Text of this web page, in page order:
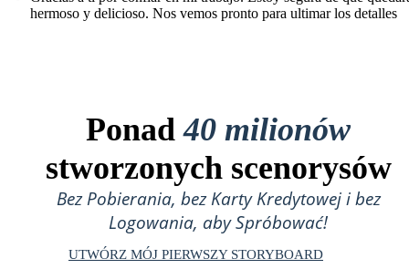
hermoso y delicioso. Nos vemos pronto para ultimar los detalles
Ponad40 milionów
stworzonych scenorysów
Bez Pobierania, bez Karty Kredytowej i bez
Logowania, aby Spróbować!
UTWÓRZ MÓJ PIERWSZY STORYBOARD